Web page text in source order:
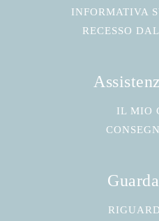
INFORMATIVA
RECESSO
IL MIO